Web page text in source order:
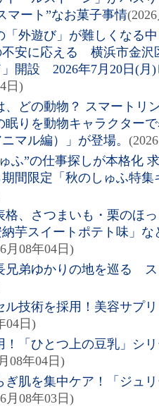
マート”なお菓子事情
「外遊び」が難しくなる
不安に応える 横浜市金沢
」開設 2026年7月20日(
日)
、どの動物？ スマートリ
眠りを動物キャラクター
マル編）」が登場。
ふ”の仕事探しが本格化
間限定「秋のしゅふ特
格、さつまいも・栗のほ
納芋スイートポテト味」
月08年04日)
兄弟ゆかりの地を巡る
ル技術を採用！美容サプ
04日)
！「ひとつ上の豆乳」シ
08年04日)
ぎ肌を集中ケア！「ジュ
月08年03日)